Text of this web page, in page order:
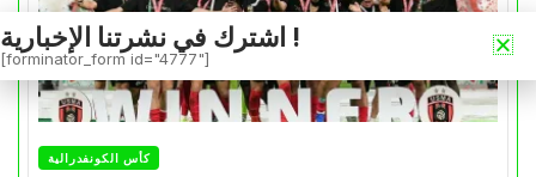
كأس الكونفدرالية
اشترك في نشرتنا الإخبارية !
[forminator_form id="4777"]